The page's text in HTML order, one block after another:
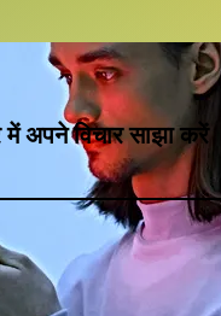
में अपने विचार साझा करें